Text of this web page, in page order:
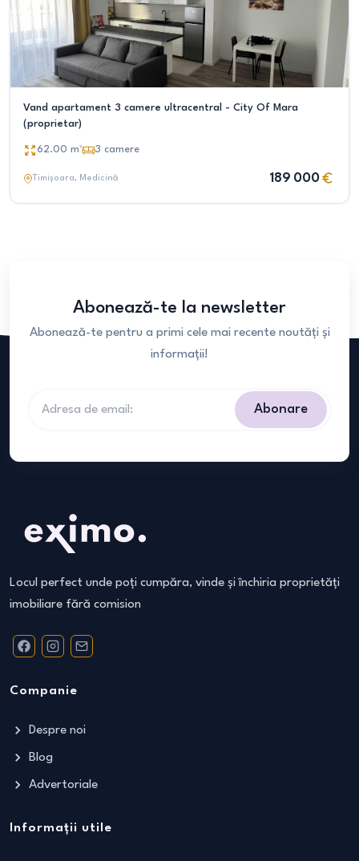
Vand apartament 3 camere ultracentral - City Of Mara
(proprietar)
62.00 m² 3 camere
Timișoara, Medicină 189 000
Abonează-te la newsletter
Abonează-te pentru a primi cele mai recente noutăți și
informații!
Abonare
Locul perfect unde poți cumpăra, vinde și închiria proprietăți
imobiliare fără comision
Companie
Despre noi
Blog
Advertoriale
Informații utile